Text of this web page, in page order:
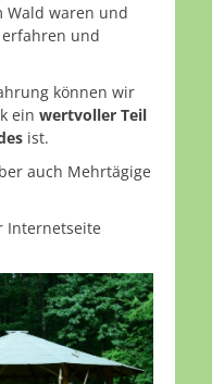
Wald waren und
und
können wir
ein wertvoller Teil
ist.
auch Mehrtägige
Internetseite